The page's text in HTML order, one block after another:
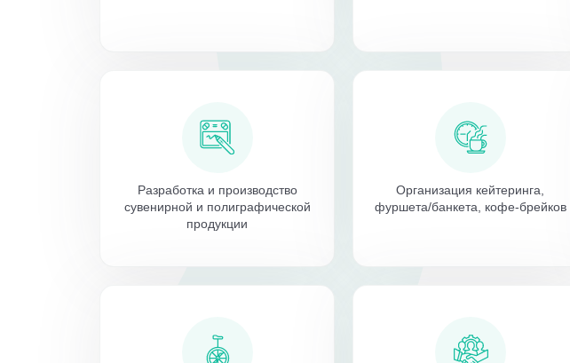
Разработка и производство
сувенирной и полиграфической
продукции
Организация кейтеринга,
фуршета/банкета, кофе-брейков